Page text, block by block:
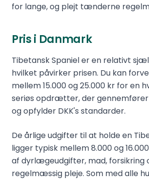
for lange, og plejt tænderne
Pris i Danmark
Tibetansk Spaniel er en relativt
hvilket påvirker prisen. Du kan
mellem 15.000 og 25.000 kr for en
seriøs opdrætter, der gennemfører
og opfylder DKK's standarder.
De årlige udgifter til at holde en
ligger typisk mellem 8.000 og
af dyrlægeudgifter, mad, forsikring
regelmæssig pleje. Som med alle